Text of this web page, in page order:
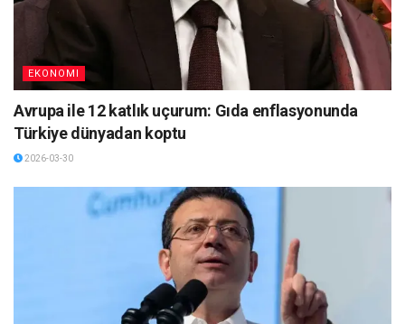
EKONOMI
Avrupa ile 12 katlık uçurum: Gıda enflasyonunda
Türkiye dünyadan koptu
2026-03-30